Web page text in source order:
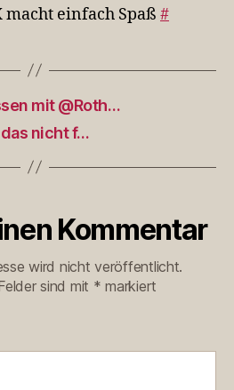
einfa…
macht einfach Spaß #
mit @Roth…
nicht f…
Kommentar
wird nicht veröffentlicht.
sind mit * markiert